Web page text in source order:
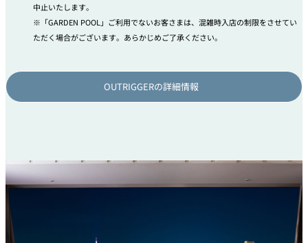
中止いたします。
「GARDEN POOL」ご利用でないお客さまは、混雑時入店の制限をさせてい
ただく場合がございます。あらかじめご了承ください。
OUTRIGGERの詳細情報